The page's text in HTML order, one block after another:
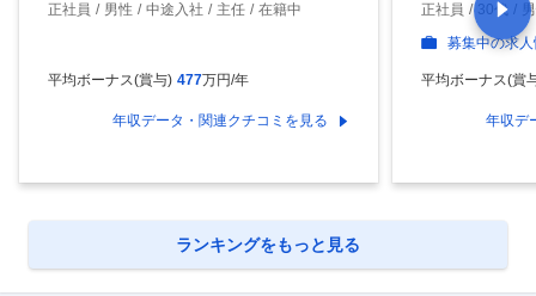
正社員
男性 中途入社 主任 在籍中
平均ボーナス(賞与) 477万円/年
年収データ・関連クチコミを見る
正社員
30代
募集中の求
平均ボーナス(賞
年収デ
ランキングをもっと見る